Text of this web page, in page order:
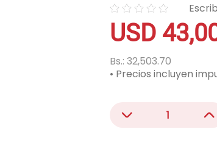
☆☆☆☆☆
USD 43,
Bs.: 32,503.70
• Precios incluyen
＋
－